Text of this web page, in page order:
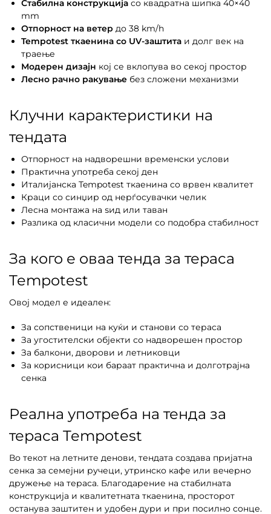
Стабилна конструкција со квадратна шипка 40×40
mm
Отпорност на ветер до 38 km/h
Tempotest ткаенина со UV-заштита и долг век на
траење
Модерен дизајн кој се вклопува во секој простор
Лесно рачно ракување без сложени механизми
Клучни карактеристики на
тендата
Отпорност на надворешни временски услови
Практична употреба секој ден
Италијанска Tempotest ткаенина со врвен квалитет
Краци со синџир од нерѓосувачки челик
Лесна монтажа на ѕид или таван
Разлика од класични модели со подобра стабилност
За кого е оваа тенда за тераса
Tempotest
Овој модел е идеален:
За сопственици на куќи и станови со тераса
За угостителски објекти со надворешен простор
За балкони, дворови и летниковци
За корисници кои бараат практична и долготрајна
сенка
Реална употреба на тенда за
тераса Tempotest
Во текот на летните денови, тендата создава пријатна
сенка за семејни ручеци, утринско кафе или вечерно
дружење на тераса. Благодарение на стабилната
конструкција и квалитетната ткаенина, просторот
останува заштитен и удобен дури и при посилно сонце.